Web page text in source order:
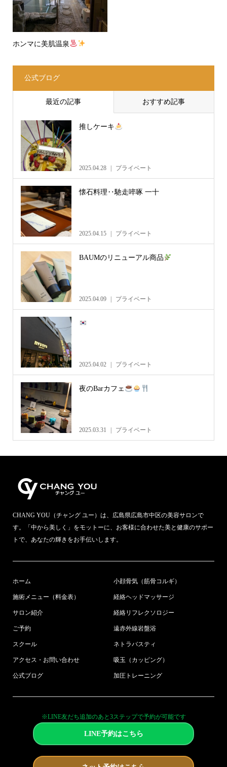
ホンマに美肌温泉
公式ブログ
最近の記事 おすすめ記事
推しケーキ
2025.04.28 プライベート
懐石料理‥馳走啐啄 一十
2025.04.15 プライベート
BAUMのリニューアル商品
2025.04.09 プライベート
2025.04.02 プライベート
夜のBarカフェ
2025.03.31 プライベート
CHANG YOU（チャング ユー）は、広島県広島市中区の美容サロンで
す。「中から美しく」をモットーに、お客様に合わせた美と健康のサポー
トで、あなたの輝きをお手伝いします。
ホーム
施術メニュー（料金表）
サロン紹介
ご予約
スクール
アクセス・お問い合わせ
公式ブログ
小顔骨気（筋骨コルギ）
経絡ヘッドマッサージ
経絡リフレクソロジー
遠赤外線岩盤浴
ネトラバスティ
吸玉（カッピング）
加圧トレーニング
※LINE友だち追加のあと3ステップで予約が可能です
LINE予約はこちら